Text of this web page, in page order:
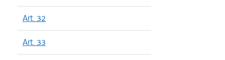
Art. 32
Art. 33